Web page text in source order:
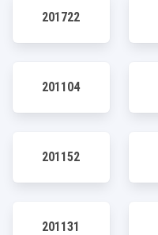
201722
201104
201152
201131